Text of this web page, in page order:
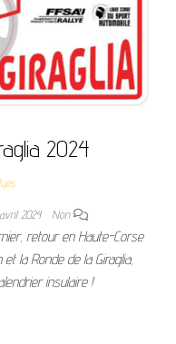
2024
2024 Non
retour en Haute-Corse
la Ronde de la Giraglia,
insulaire !